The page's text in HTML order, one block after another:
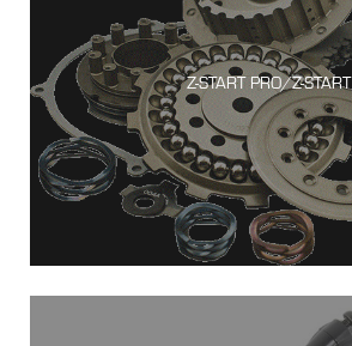
Z-START PRO/Z-START